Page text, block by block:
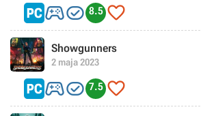
 8.5 
Showgunners
2 maja 2023
 7.5 